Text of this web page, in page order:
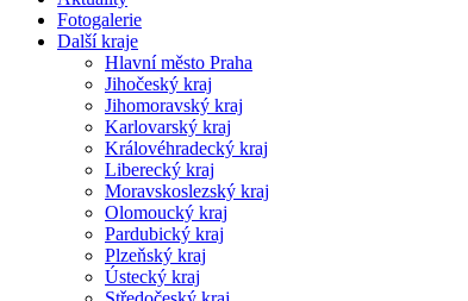
Fotogalerie
Další kraje
Hlavní město Praha
Jihočeský kraj
Jihomoravský kraj
Karlovarský kraj
Královéhradecký kraj
Liberecký kraj
Moravskoslezský kraj
Olomoucký kraj
Pardubický kraj
Plzeňský kraj
Ústecký kraj